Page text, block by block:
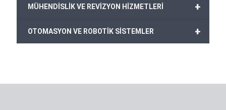
+
MÜHENDİSLİK VE REVİZYON HİZMETLERİ
+
OTOMASYON VE ROBOTİK SİSTEMLER